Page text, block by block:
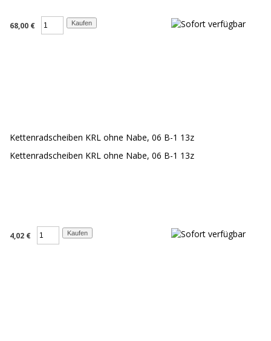
68,00 €
Kettenradscheiben KRL ohne Nabe, 06 B-1 13z
Kettenradscheiben KRL ohne Nabe, 06 B-1 13z
4,02 €